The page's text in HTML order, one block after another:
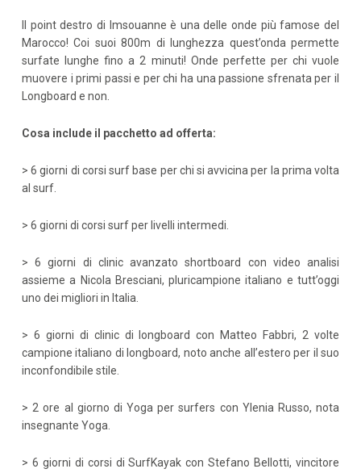
Il point destro di Imsouanne è una delle onde più famose del
Marocco! Coi suoi 800m di lunghezza quest’onda permette
surfate lunghe fino a 2 minuti! Onde perfette per chi vuole
muovere i primi passi e per chi ha una passione sfrenata per il
Longboard e non.
Cosa include il pacchetto ad offerta:
> 6 giorni di corsi surf base per chi si avvicina per la prima volta
al surf.
> 6 giorni di corsi surf per livelli intermedi.
> 6 giorni di clinic avanzato shortboard con video analisi
assieme a Nicola Bresciani, pluricampione italiano e tutt’oggi
uno dei migliori in Italia.
> 6 giorni di clinic di longboard con Matteo Fabbri, 2 volte
campione italiano di longboard, noto anche all’estero per il suo
inconfondibile stile.
> 2 ore al giorno di Yoga per surfers con Ylenia Russo, nota
insegnante Yoga.
> 6 giorni di corsi di SurfKayak con Stefano Bellotti, vincitore